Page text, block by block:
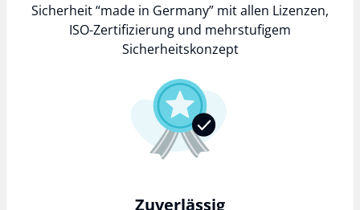
Sicherheit “made in Germany” mit allen Lizenzen,
ISO-Zertifizierung und mehrstufigem
Sicherheitskonzept
Zuverlässig